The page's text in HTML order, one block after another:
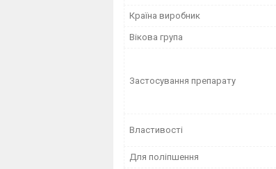
Країна виробник
Вікова група
Застосування препарату
Властивості
Для поліпшення